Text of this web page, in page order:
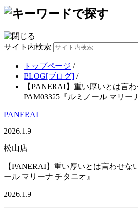
サイト内検索
トップページ /
BLOG[ブログ] /
【PANERAI】重い厚いとは言わ
PAM03325『ルミノール マリー
PANERAI
2026.1.9
松山店
【PANERAI】重い厚いとは言わせな
ール マリーナ チタニオ』
2026.1.9